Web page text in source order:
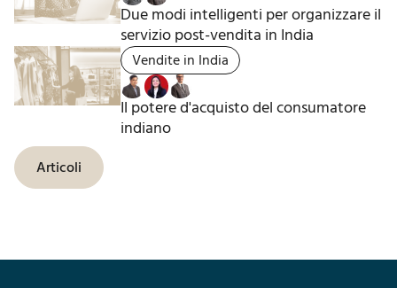
Due modi intelligenti per organizzare il
servizio post-vendita in India
Vendite in India
Il potere d'acquisto del consumatore
indiano
Articoli